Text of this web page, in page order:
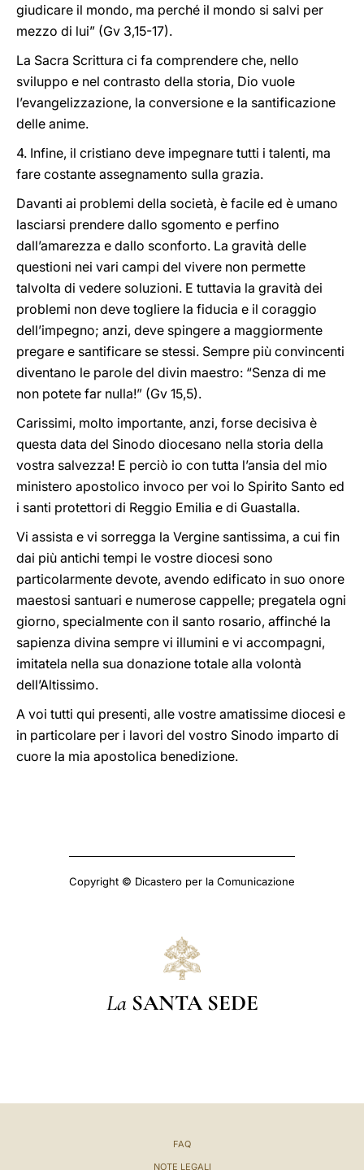
giudicare il mondo, ma perché il mondo si salvi per
mezzo di lui” (Gv 3,15-17).
La Sacra Scrittura ci fa comprendere che, nello
sviluppo e nel contrasto della storia, Dio vuole
l’evangelizzazione, la conversione e la santificazione
delle anime.
4. Infine, il cristiano deve impegnare tutti i talenti, ma
fare costante assegnamento sulla grazia.
Davanti ai problemi della società, è facile ed è umano
lasciarsi prendere dallo sgomento e perfino
dall’amarezza e dallo sconforto. La gravità delle
questioni nei vari campi del vivere non permette
talvolta di vedere soluzioni. E tuttavia la gravità dei
problemi non deve togliere la fiducia e il coraggio
dell’impegno; anzi, deve spingere a maggiormente
pregare e santificare se stessi. Sempre più convincenti
diventano le parole del divin maestro: “Senza di me
non potete far nulla!” (Gv 15,5).
Carissimi, molto importante, anzi, forse decisiva è
questa data del Sinodo diocesano nella storia della
vostra salvezza! E perciò io con tutta l’ansia del mio
ministero apostolico invoco per voi lo Spirito Santo ed
i santi protettori di Reggio Emilia e di Guastalla.
Vi assista e vi sorregga la Vergine santissima, a cui fin
dai più antichi tempi le vostre diocesi sono
particolarmente devote, avendo edificato in suo onore
maestosi santuari e numerose cappelle; pregatela ogni
giorno, specialmente con il santo rosario, affinché la
sapienza divina sempre vi illumini e vi accompagni,
imitatela nella sua donazione totale alla volontà
dell’Altissimo.
A voi tutti qui presenti, alle vostre amatissime diocesi e
in particolare per i lavori del vostro Sinodo imparto di
cuore la mia apostolica benedizione.
Copyright © Dicastero per la Comunicazione
La SANTA SEDE
FAQ
NOTE LEGALI